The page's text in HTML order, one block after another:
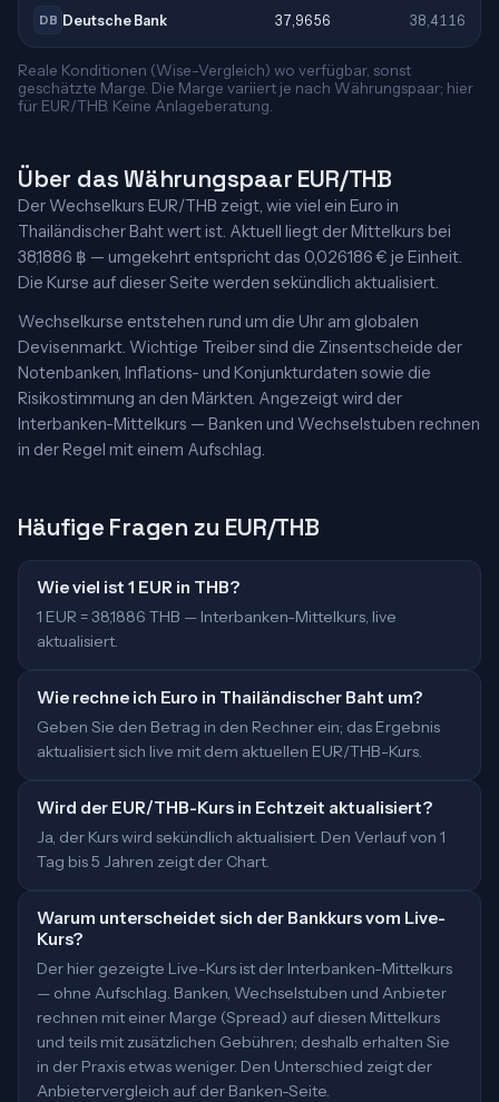
DB Deutsche Bank 37,9656 38,4116
Reale Konditionen (Wise-Vergleich) wo verfügbar, sonst
geschätzte Marge. Die Marge variiert je nach Währungspaar; hier
für EUR/THB. Keine Anlageberatung.
Über das Währungspaar EUR/THB
Der Wechselkurs EUR/THB zeigt, wie viel ein Euro in
Thailändischer Baht wert ist. Aktuell liegt der Mittelkurs bei
38,1886 ฿ — umgekehrt entspricht das 0,026186 € je Einheit.
Die Kurse auf dieser Seite werden sekündlich aktualisiert.
Wechselkurse entstehen rund um die Uhr am globalen
Devisenmarkt. Wichtige Treiber sind die Zinsentscheide der
Notenbanken, Inflations- und Konjunkturdaten sowie die
Risikostimmung an den Märkten. Angezeigt wird der
Interbanken-Mittelkurs — Banken und Wechselstuben rechnen
in der Regel mit einem Aufschlag.
Häufige Fragen zu EUR/THB
Wie viel ist 1 EUR in THB?
1 EUR = 38,1886 THB — Interbanken-Mittelkurs, live
aktualisiert.
Wie rechne ich Euro in Thailändischer Baht um?
Geben Sie den Betrag in den Rechner ein; das Ergebnis
aktualisiert sich live mit dem aktuellen EUR/THB-Kurs.
Wird der EUR/THB-Kurs in Echtzeit aktualisiert?
Ja, der Kurs wird sekündlich aktualisiert. Den Verlauf von 1
Tag bis 5 Jahren zeigt der Chart.
Warum unterscheidet sich der Bankkurs vom Live-
Kurs?
Der hier gezeigte Live-Kurs ist der Interbanken-Mittelkurs
— ohne Aufschlag. Banken, Wechselstuben und Anbieter
rechnen mit einer Marge (Spread) auf diesen Mittelkurs
und teils mit zusätzlichen Gebühren; deshalb erhalten Sie
in der Praxis etwas weniger. Den Unterschied zeigt der
Anbietervergleich auf der Banken-Seite.